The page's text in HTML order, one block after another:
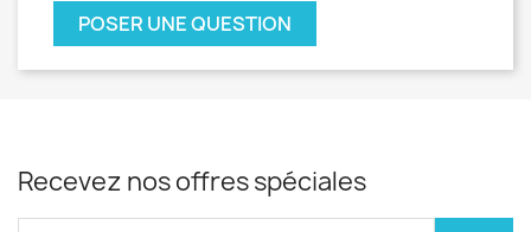
POSER UNE QUESTION
Recevez nos offres spéciales